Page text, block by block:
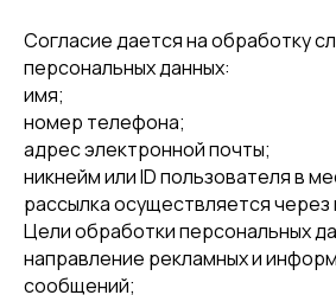
Согласие дается на обработку
персональных данных:
имя;
номер телефона;
адрес электронной почты;
никнейм или ID пользователя в
рассылка осуществляется
Цели обработки персональных
направление рекламных и
сообщений;